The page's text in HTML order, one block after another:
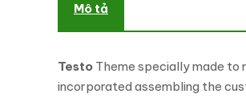
Mô tả
Testo Theme specially made to
incorporated assembling the